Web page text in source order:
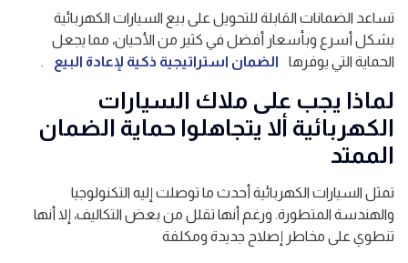
تساعد الضمانات القابلة للتحويل على بيع السيارات الكهربائية
بشكل أسرع وبأسعار أفضل في كثير من الأحيان، مما يجعل
الحماية التي يوفرها
الضمان استراتيجية ذكية لإعادة البيع .
لماذا يجب على ملاك السيارات
الكهربائية ألا يتجاهلوا حماية الضمان
الممتد
تمثل السيارات الكهربائية أحدث ما توصلت إليه التكنولوجيا
والهندسة المتطورة. ورغم أنها تقلل من بعض التكاليف، إلا أنها
تنطوي على مخاطر إصلاح جديدة ومكلفة